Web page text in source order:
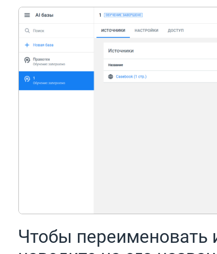
Чтобы переименовать